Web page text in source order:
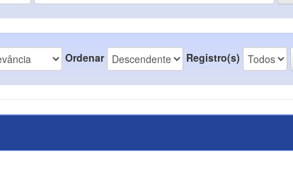
Ordenar Registro(s)